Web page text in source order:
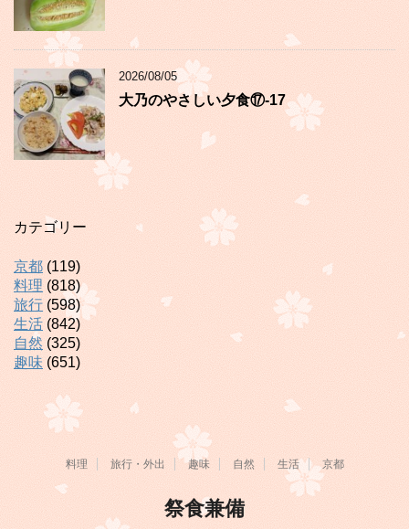
2026/08/05
大乃のやさしい夕食⑰-17
カテゴリー
京都 (119)
料理 (818)
旅行 (598)
生活 (842)
自然 (325)
趣味 (651)
料理 旅行・外出 趣味 自然 生活 京都
祭食兼備